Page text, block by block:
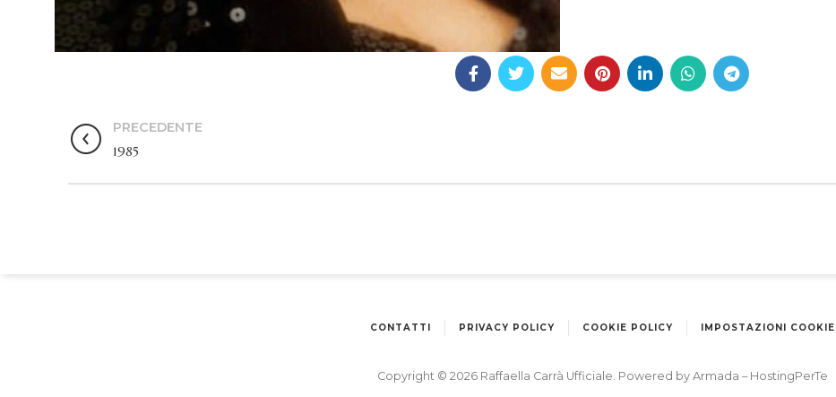
PRECEDENTE
1985
CONTATTI PRIVACY POLICY COOKIE POLICY IMPOSTAZIONI COOKIE
Copyright © 2026 Raffaella Carrà Ufficiale. Powered by Armada – HostingPerTe